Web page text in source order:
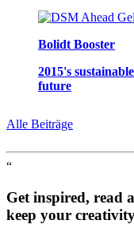
Bolidt Booster
2015's
future
Alle Beiträge
“
Get inspired, read
keep your